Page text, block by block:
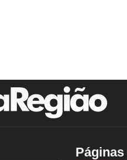
Páginas